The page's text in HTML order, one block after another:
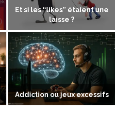
Et si les “likes” étaient une
laisse ?
Addiction ou jeux excessifs